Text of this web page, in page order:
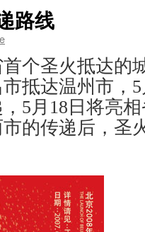
路线
个圣火抵达的
抵达温州市， 5
5月 18 日将亮
的传递后，圣